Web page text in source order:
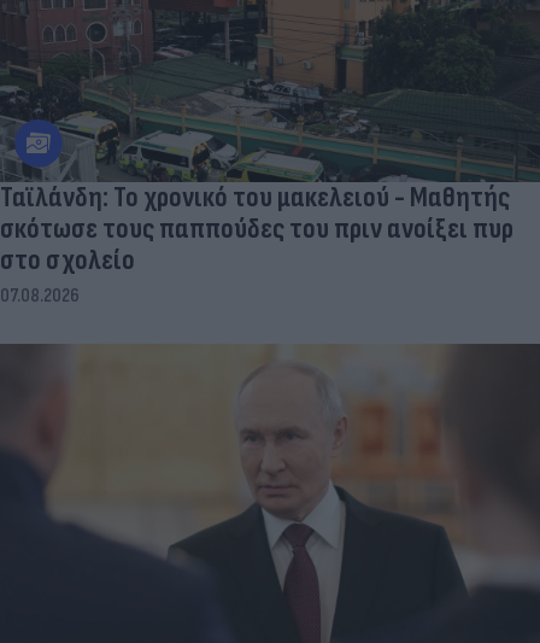
Ταϊλάνδη: Το χρονικό του μακελειού - Μαθητής
σκότωσε τους παππούδες του πριν ανοίξει πυρ
στο σχολείο
07.08.2026